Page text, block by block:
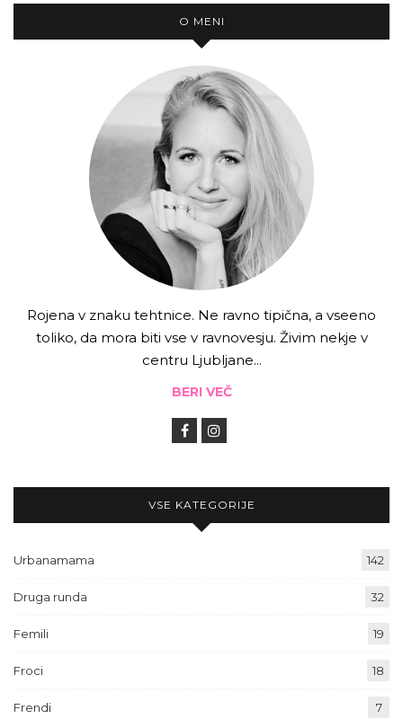
O MENI
Rojena v znaku tehtnice. Ne ravno tipična, a vseeno
toliko, da mora biti vse v ravnovesju. Živim nekje v
centru Ljubljane...
BERI VEČ
VSE KATEGORIJE
Urbanamama 142
Druga runda 32
Femili 19
Froci 18
Frendi 7